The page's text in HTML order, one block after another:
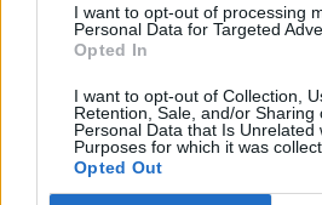
I want to opt-out of processing
Personal Data for Targeted
Opted In
I want to opt-out of Collection,
Retention, Sale, and/or Sharing
Personal Data that Is Unrelated
Purposes for which it was
Opted Out